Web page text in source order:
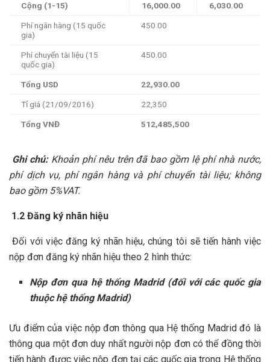
Cộng (1-15) 16,000.00 6,030.00
Phí ngân hàng (15 quốc
gia)
450.00
Phí chuyển tài liệu (15
quốc gia)
450.00
Tổng USD 22,930.00
Tỉ giá (21/09/2016) 22,350
Tổng VNĐ 512,485,500
Ghi chú:Khoản phí nêu trên đã bao gồm lệ phí nhà nước,
phí dịch vụ, phí ngân hàng và phí chuyển tài liệu; không
bao gồm 5%VAT.
1.2 Đăng ký nhãn hiệu
Đối với việc đăng ký nhãn hiệu,chúng tôi sẽ tiến hành việc
nộp đơn đăng ký nhãn hiệu theo 2 hình thức:
Nộp đơn qua hệ thống Madrid (đối với các quốc gia
thuộc hệ thống Madrid)
Ưu điểm của việc nộp đơn thông qua Hệ thống Madrid đó là
thông qua một đơn duy nhất người nộp đơn có thể đồng thời
tiến hành được việc nộp đơn tại các quốc gia trong Hệ thống